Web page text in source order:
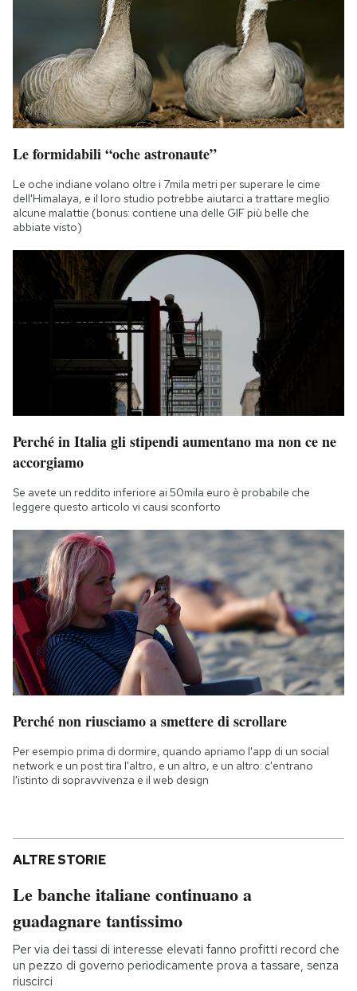
Le formidabili “oche astronaute”
Le oche indiane volano oltre i 7mila metri per superare le cime
dell'Himalaya, e il loro studio potrebbe aiutarci a trattare meglio
alcune malattie (bonus: contiene una delle GIF più belle che
abbiate visto)
Perché in Italia gli stipendi aumentano ma non ce ne
accorgiamo
Se avete un reddito inferiore ai 50mila euro è probabile che
leggere questo articolo vi causi sconforto
Perché non riusciamo a smettere di scrollare
Per esempio prima di dormire, quando apriamo l'app di un social
network e un post tira l'altro, e un altro, e un altro: c'entrano
l'istinto di sopravvivenza e il web design
ALTRE STORIE
Le banche italiane continuano a
guadagnare tantissimo
Per via dei tassi di interesse elevati fanno profitti record che
un pezzo di governo periodicamente prova a tassare, senza
riuscirci